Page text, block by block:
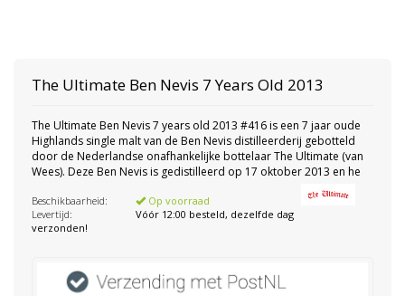
The Ultimate Ben Nevis 7 Years Old 2013
The Ultimate Ben Nevis 7 years old 2013 #416 is een 7 jaar oude
Highlands single malt van de Ben Nevis distilleerderij gebotteld
door de Nederlandse onafhankelijke bottelaar The Ultimate (van
Wees). Deze Ben Nevis is gedistilleerd op 17 oktober 2013 en he
Beschikbaarheid:
Op voorraad
Levertijd:
Vóór 12:00 besteld, dezelfde dag
verzonden!